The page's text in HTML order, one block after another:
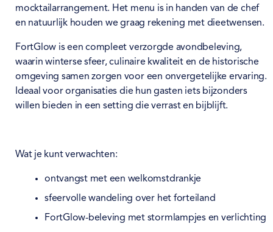
mocktailarrangement. Het menu is in handen van de chef
en natuurlijk houden we graag rekening met dieetwensen.
FortGlow is een compleet verzorgde avondbeleving,
waarin winterse sfeer, culinaire kwaliteit en de historische
omgeving samen zorgen voor een onvergetelijke ervaring.
Ideaal voor organisaties die hun gasten iets bijzonders
willen bieden in een setting die verrast en bijblijft.
Wat je kunt verwachten:
ontvangst met een welkomstdrankje
sfeervolle wandeling over het forteiland
FortGlow-beleving met stormlampjes en verlichting